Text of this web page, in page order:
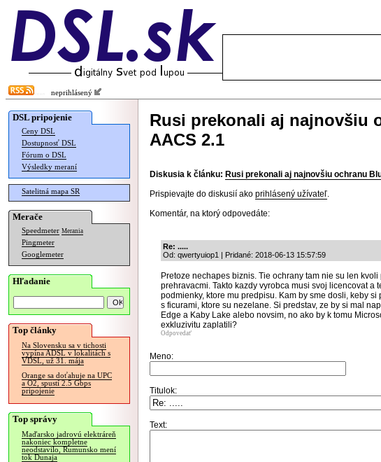
neprihlásený
DSL pripojenie
Ceny DSL
Dostupnosť DSL
Fórum o DSL
Výsledky meraní
Satelitná mapa SR
Merače
Speedmeter Merania
Pingmeter
Googlemeter
Hľadanie
Top články
Na Slovensku sa v tichosti
vypína ADSL v lokalitách s
VDSL, už 31. mája
Orange sa doťahuje na UPC
a O2, spustí 2.5 Gbps
pripojenie
Top správy
Maďarsko jadrovú elektráreň
nakoniec kompletne
neodstavilo, Rumunsko mení
tok Dunaja
Rusi prekonali aj najnovšiu
AACS 2.1
Diskusia k článku: Rusi prekonali aj najnovšiu ochranu
Prispievajte do diskusií ako prihlásený užívateľ.
Komentár, na ktorý odpovedáte:
Re: .....
Od: qwertyuiop1 | Pridané: 2018-06-13 15:57:59
Pretoze nechapes biznis. Tie ochrany tam nie su len
prehravacmi. Takto kazdy vyrobca musi svoj licencovat a
podmienky, ktore mu predpisu. Kam by sme dosli, keby
s ficurami, ktore su nezelane. Si predstav, ze by si mal
Edge a Kaby Lake alebo novsim, no ako by k tomu
exkluzivitu zaplatili?
Odpovedať
Meno:
Titulok:
Text: